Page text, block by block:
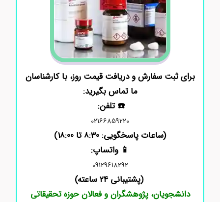
برای ثبت سفارش و دریافت قیمت روز، با کارشناسان
ما تماس بگیرید:
☎️ تلفن:
02166859220
(ساعات پاسخگویی: 8:30 تا 18:00)
📱 واتساپ:
09129618292
(پشتیبانی 24 ساعته)
دانشجویان، پژوهشگران و فعالان حوزه تحقیقاتی